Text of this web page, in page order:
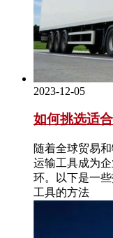
2023-12-05
如何挑选适
随着全球贸易
运输工具成为
环。以下是一
工具的方法